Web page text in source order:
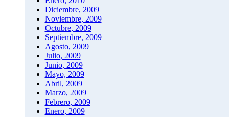
Diciembre, 2009
Noviembre, 2009
Octubre, 2009
Septiembre, 2009
Agosto, 2009
Julio, 2009
Junio, 2009
Mayo, 2009
Abril, 2009
Marzo, 2009
Febrero, 2009
Enero, 2009